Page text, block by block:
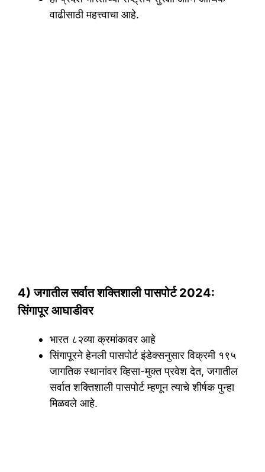
वाढीसाठी महत्त्वाचा आहे.
4) जगातील सर्वात शक्तिशाली पासपोर्ट 2024:
सिंगापूर आघाडीवर
भारत ८२व्या क्रमांकावर आहे
सिंगापूरने हेनली पासपोर्ट इंडेक्सनुसार विक्रमी १९५
जागतिक स्थानांवर व्हिसा-मुक्त प्रवेश देत, जगातील
सर्वात शक्तिशाली पासपोर्ट म्हणून त्याचे शीर्षक पुन्हा
मिळवले आहे.